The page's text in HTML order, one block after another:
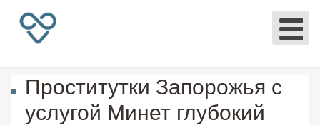
Проститутки Запорожья с
услугой Минет глубокий